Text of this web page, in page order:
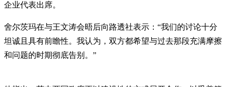
企业代表出席。
舍尔茨玛在与王文涛会晤后向路透社表示：“我们的讨论十分
坦诚且具有前瞻性。我认为，双方都希望与过去那段充满摩擦
和问题的时期彻底告别。”